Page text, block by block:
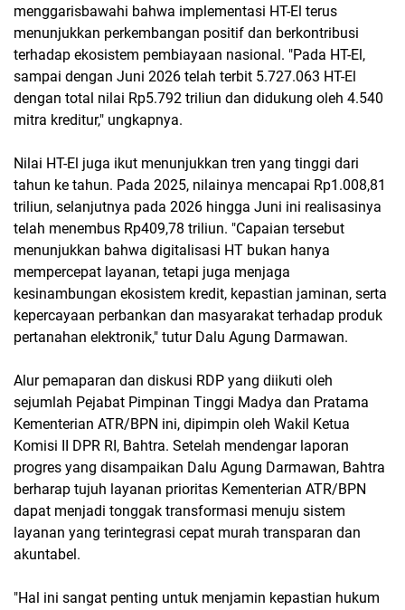
menggarisbawahi bahwa implementasi HT-El terus
menunjukkan perkembangan positif dan berkontribusi
terhadap ekosistem pembiayaan nasional. "Pada HT-El,
sampai dengan Juni 2026 telah terbit 5.727.063 HT-El
dengan total nilai Rp5.792 triliun dan didukung oleh 4.540
mitra kreditur," ungkapnya.
Nilai HT-El juga ikut menunjukkan tren yang tinggi dari
tahun ke tahun. Pada 2025, nilainya mencapai Rp1.008,81
triliun, selanjutnya pada 2026 hingga Juni ini realisasinya
telah menembus Rp409,78 triliun. "Capaian tersebut
menunjukkan bahwa digitalisasi HT bukan hanya
mempercepat layanan, tetapi juga menjaga
kesinambungan ekosistem kredit, kepastian jaminan, serta
kepercayaan perbankan dan masyarakat terhadap produk
pertanahan elektronik," tutur Dalu Agung Darmawan.
Alur pemaparan dan diskusi RDP yang diikuti oleh
sejumlah Pejabat Pimpinan Tinggi Madya dan Pratama
Kementerian ATR/BPN ini, dipimpin oleh Wakil Ketua
Komisi II DPR RI, Bahtra. Setelah mendengar laporan
progres yang disampaikan Dalu Agung Darmawan, Bahtra
berharap tujuh layanan prioritas Kementerian ATR/BPN
dapat menjadi tonggak transformasi menuju sistem
layanan yang terintegrasi cepat murah transparan dan
akuntabel.
"Hal ini sangat penting untuk menjamin kepastian hukum